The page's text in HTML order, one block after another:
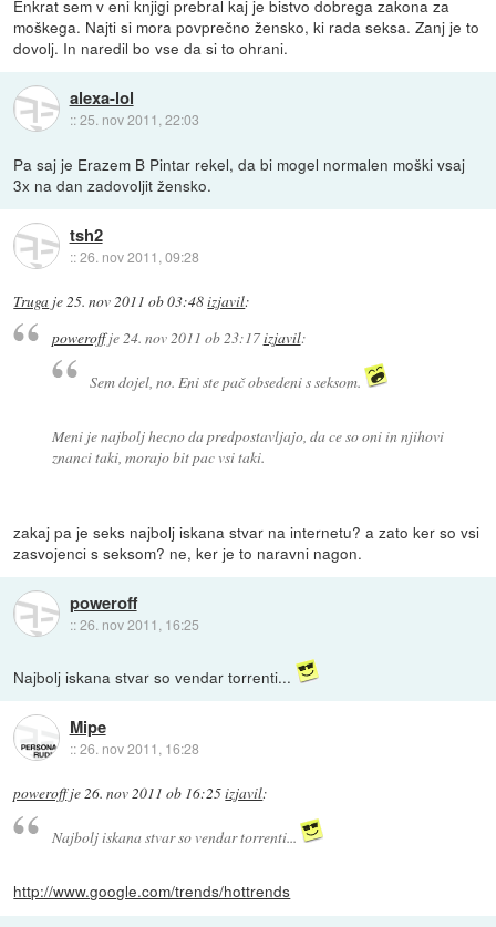
Enkrat sem v eni knjigi prebral kaj je bistvo dobrega zakona za
moškega. Najti si mora povprečno žensko, ki rada seksa. Zanj je to
dovolj. In naredil bo vse da si to ohrani.
alexa-lol
::25. nov 2011, 22:03
Pa saj je Erazem B Pintar rekel, da bi mogel normalen moški vsaj
3x na dan zadovoljit žensko.
tsh2
::26. nov 2011, 09:28
Truga je 25. nov 2011 ob 03:48izjavil:
poweroffje24. nov 2011 ob 23:17izjavil:
Sem dojel, no. Eni ste pač obsedeni s seksom.
Meni je najbolj hecno da predpostavljajo, da ce so oni in njihovi
znanci taki, morajo bit pac vsi taki.
zakaj pa je seks najbolj iskana stvar na internetu? a zato ker so vsi
zasvojenci s seksom? ne, ker je to naravni nagon.
poweroff
::26. nov 2011, 16:25
Najbolj iskana stvar so vendar torrenti...
Mipe
::26. nov 2011, 16:28
poweroffje26. nov 2011 ob 16:25izjavil:
Najbolj iskana stvar so vendar torrenti...
http://www.google.com/trends/hottrends